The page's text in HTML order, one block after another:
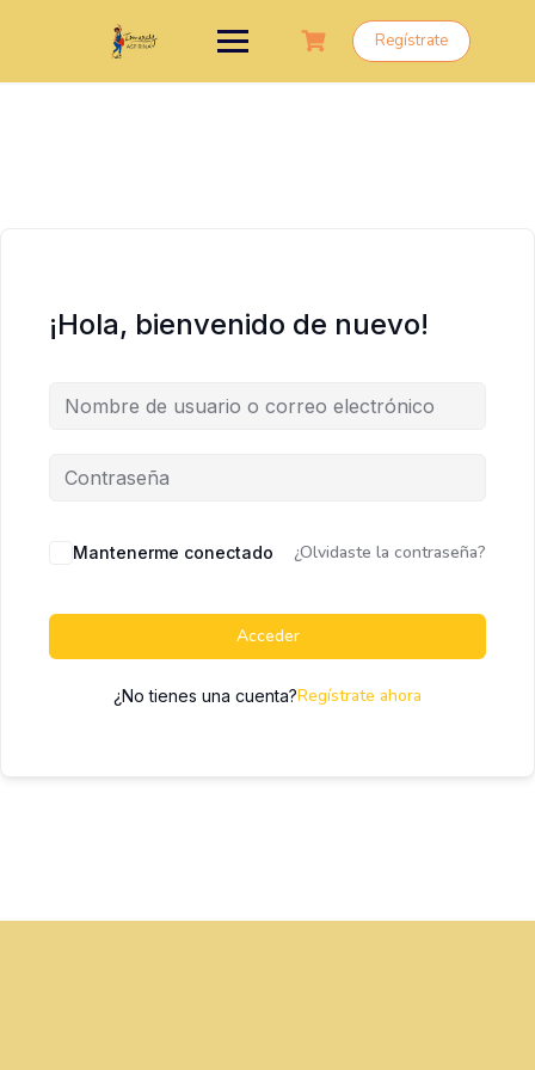
Regístrate
¡Hola, bienvenido de nuevo!
Mantenerme conectado ¿Olvidaste la contraseña?
Acceder
¿No tienes una cuenta?Regístrate ahora